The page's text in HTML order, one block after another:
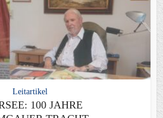
Leitartikel
100 JAHRE